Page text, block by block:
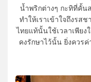
น้ำพริกต่างๆ กะทิที่คั้น
ทำให้เราเข้าใจถึงรส
ไทยแท้นั้นใช้เวลาเพีย
คงรักษาไว้นั้น ยิ่งควร